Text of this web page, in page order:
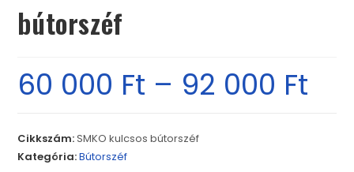
bútorszéf
60 000 Ft – 92 000 Ft
Cikkszám:SMKO kulcsos bútorszéf
Kategória:Bútorszéf